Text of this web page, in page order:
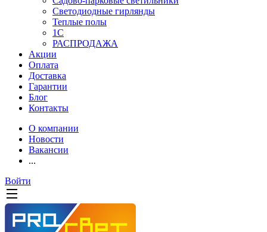
Светодиодные гирлянды
Теплые полы
1С
РАСПРОДАЖА
Акции
Оплата
Доставка
Гарантии
Блог
Контакты
О компании
Новости
Вакансии
...
Войти